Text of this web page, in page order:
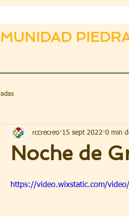
Noche de
rccrecreo 15 sept 2022 0 min
https://video.wixstatic.com/